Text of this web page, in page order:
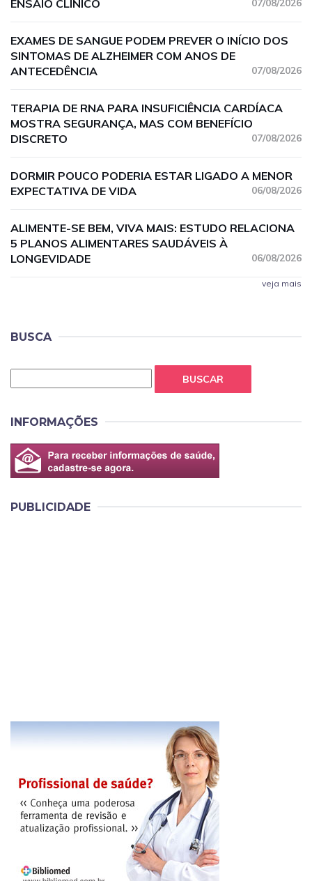
ENSAIO CLÍNICO 07/08/2026
EXAMES DE SANGUE PODEM PREVER O INÍCIO DOS
SINTOMAS DE ALZHEIMER COM ANOS DE
ANTECEDÊNCIA
07/08/2026
TERAPIA DE RNA PARA INSUFICIÊNCIA CARDÍACA
MOSTRA SEGURANÇA, MAS COM BENEFÍCIO
DISCRETO
07/08/2026
DORMIR POUCO PODERIA ESTAR LIGADO A MENOR
EXPECTATIVA DE VIDA
06/08/2026
ALIMENTE-SE BEM, VIVA MAIS: ESTUDO RELACIONA
5 PLANOS ALIMENTARES SAUDÁVEIS À
LONGEVIDADE
06/08/2026
veja mais
BUSCA
BUSCAR
INFORMAÇÕES
PUBLICIDADE